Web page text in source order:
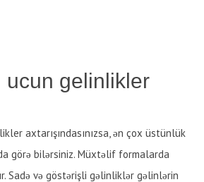
ucun gelinlikler
axtarışındasınızsa, ən çox üstünlük
görə bilərsiniz. Müxtəlif formalarda
Sadə və göstərişli gəlinliklər gəlinlərin